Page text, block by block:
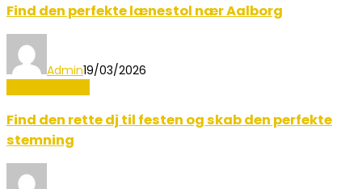
Find den perfekte lænestol nær Aalborg
Admin19/03/2026
Find den rette dj til festen og skab den perfekte
stemning